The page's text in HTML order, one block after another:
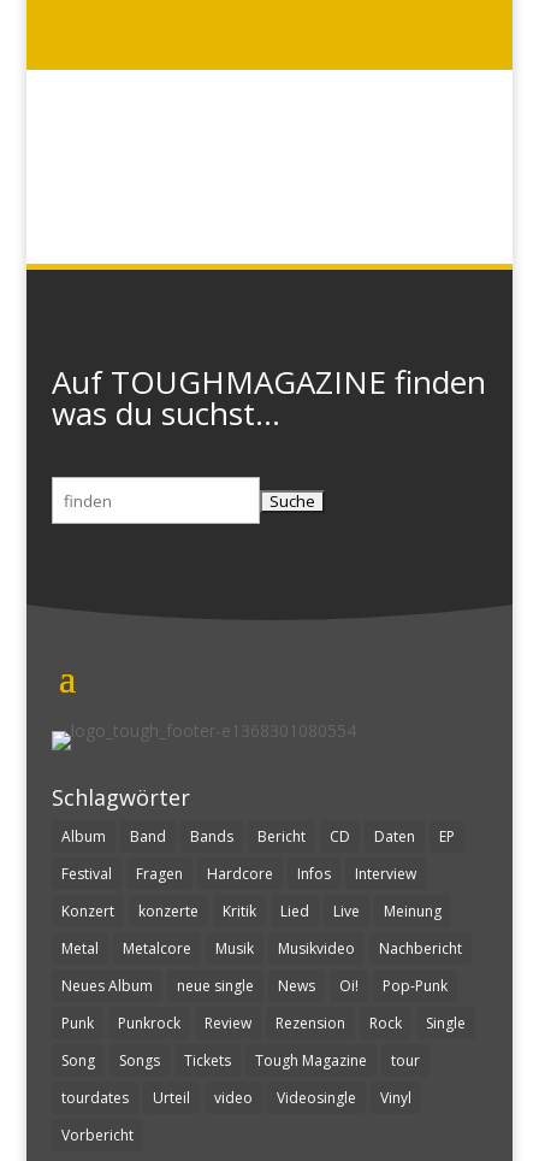
Auf TOUGHMAGAZINE finden
was du suchst...
Suchen
nach:
Schlagwörter
Album Band Bands Bericht CD Daten
EP
Festival
Fragen Hardcore Infos
Interview
Konzert
konzerte Kritik Lied Live
Meinung
Metal
Metalcore Musik Musikvideo
Nachbericht
Neues Album
neue single News Oi!
Pop-Punk
Punk
Punkrock Review Rezension Rock
Single
Song
Songs Tickets Tough Magazine
tour
tourdates
Urteil video Videosingle
Vinyl
Vorbericht